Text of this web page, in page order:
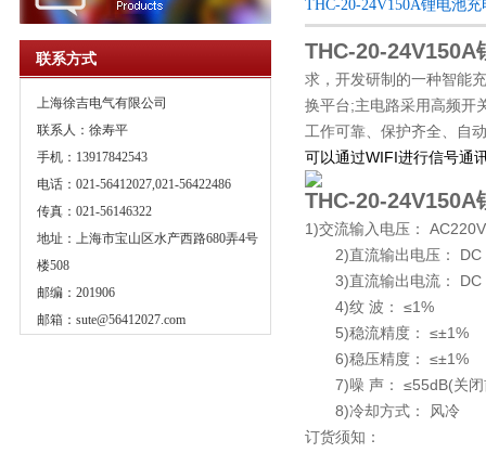
联系方式
上海徐吉电气有限公司
联系人：徐寿平
手机：13917842543
电话：021-56412027,021-56422486
传真：021-56146322
地址：上海市宝山区水产西路680弄4号
楼508
邮编：201906
邮箱： sute@56412027.com
THC-20-24V150A锂电池
THC-20-24V150A
求，开发研制的一种智能
换平台;主电路采用高频开
工作可靠、保护齐全、自
可以通过WIFI进行信号通
THC-20-24V150A
1)交流输入电压：
2)直流输出电压： DC
3)直流输出电流： DC
4)纹 波： ≤1%
5)稳流精度： ≤±1%
6)稳压精度： ≤±1%
7)噪 声： ≤55dB(关闭
8)冷却方式： 风冷
订货须知：